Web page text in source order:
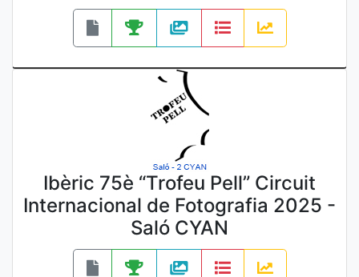
Ibèric 75è “Trofeu Pell” Circuit
Internacional de Fotografia 2025 -
Saló CYAN